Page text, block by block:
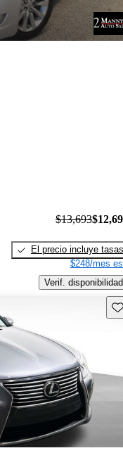
$13,693
El precio incluye tasas
$248/mes
Verif. disponibilidad